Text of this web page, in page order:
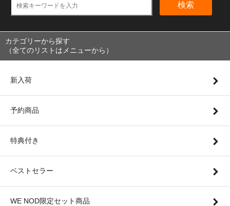
検索
カテゴリーから探す
（全てのリストはメニューから）
新入荷
予約商品
特典付き
ベストセラー
WE NOD限定セット商品